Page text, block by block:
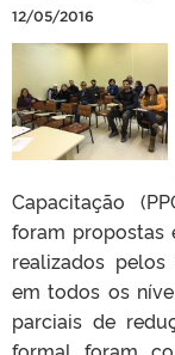
12/05/2016
Capacitação
foram propostas
realizados
em todos os
parciais de
formal foram